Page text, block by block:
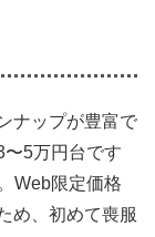
ナップが豊富で
5万円台です
Web限定価格
め、初めて喪服